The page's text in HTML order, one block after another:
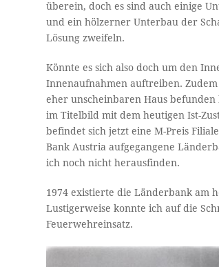
überein, doch es sind auch einige
und ein hölzerner Unterbau der
Lösung zweifeln.
Könnte es sich also doch um den
Innenaufnahmen auftreiben.
eher unscheinbaren Haus
im Titelbild mit dem heutigen Ist-
befindet sich jetzt eine M-Preis
Bank Austria aufgegangene
ich noch nicht herausfinden.
1974 existierte die Länderbank am
Lustigerweise konnte ich auf die
Feuerwehreinsatz.